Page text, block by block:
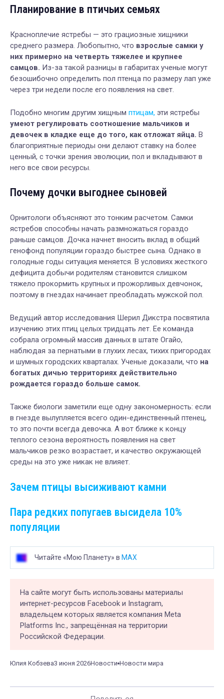
Планирование в птичьих семьях
Красноплечие ястребы — это грациозные хищники
среднего размера. Любопытно, что взрослые самки у
них примерно на четверть тяжелее и крупнее
самцов. Из-за такой разницы в габаритах ученые могут
безошибочно определить пол птенца по размеру лап уже
через три недели после его появления на свет.
Подобно многим другим хищным птицам, эти ястребы
умеют регулировать соотношение мальчиков и
девочек в кладке еще до того, как отложат яйца. В
благоприятные периоды они делают ставку на более
ценный, с точки зрения эволюции, пол и вкладывают в
него все свои ресурсы.
Почему дочки выгоднее сыновей
Орнитологи объясняют это тонким расчетом. Самки
ястребов способны начать размножаться гораздо
раньше самцов. Дочка начнет вносить вклад в общий
генофонд популяции гораздо быстрее сына. Однако в
голодные годы ситуация меняется. В условиях жесткого
дефицита добычи родителям становится слишком
тяжело прокормить крупных и прожорливых девчонок,
поэтому в гнездах начинает преобладать мужской пол.
Ведущий автор исследования Шерил Дикстра посвятила
изучению этих птиц целых тридцать лет. Ее команда
собрала огромный массив данных в штате Огайо,
наблюдая за пернатыми в глухих лесах, тихих пригородах
и шумных городских кварталах. Ученые доказали, что на
богатых дичью территориях действительно
рождается гораздо больше самок.
Также биологи заметили еще одну закономерность: если
в гнезде вылупляется всего один-единственный птенец,
то это почти всегда девочка. А вот ближе к концу
теплого сезона вероятность появления на свет
мальчиков резко возрастает, и качество окружающей
среды на это уже никак не влияет.
Зачем птицы высиживают камни
Пара редких попугаев высидела 10%
популяции
Читайте «Мою Планету» в MAX
На сайте могут быть использованы материалы
интернет-ресурсов Facebook и Instagram,
владельцем которых является компания Meta
Platforms Inc., запрещённая на территории
Российской Федерации.
Юлия Кобзева3 июня 2026Новости Новости мира